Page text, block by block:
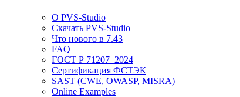
О PVS-Studio
Скачать PVS-Studio
Что нового в 7.43
FAQ
ГОСТ Р 71207–2024
Сертификация ФСТЭК
SAST (CWE, OWASP, MISRA)
Online Examples